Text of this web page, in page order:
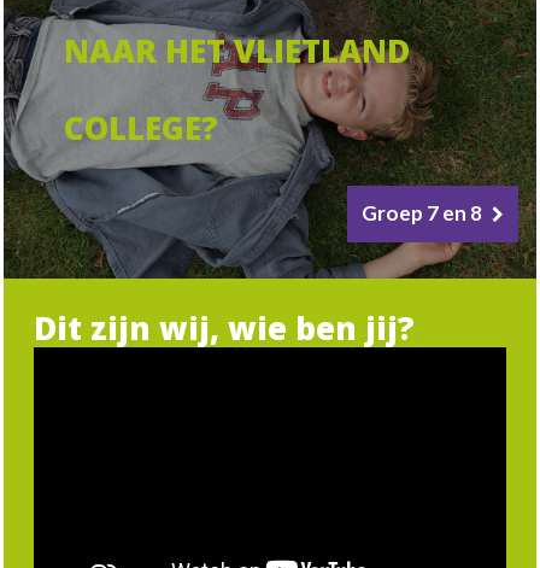
NAAR HET VLIETLAND
COLLEGE?
Groep 7 en 8
Dit zijn wij, wie ben jij?